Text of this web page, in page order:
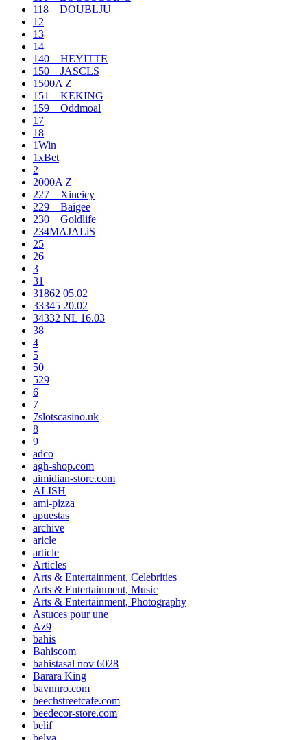
118__DOUBLJU
12
13
14
140__HEYITTE
150__JASCLS
1500A Z
151__KEKING
159__Oddmoal
17
18
1Win
1xBet
2
2000A Z
227__Xineicy
229__Baigee
230__Goldlife
234MAJALiS
25
26
3
31
31862 05.02
33345 20.02
34332 NL 16.03
38
4
5
50
529
6
7
7slotscasino.uk
8
9
adco
agh-shop.com
aimidian-store.com
ALISH
ami-pizza
apuestas
archive
aricle
article
Articles
Arts & Entertainment, Celebrities
Arts & Entertainment, Music
Arts & Entertainment, Photography
Astuces pour une
Az9
bahis
Bahiscom
bahistasal nov 6028
Barara King
bavnnro.com
beechstreetcafe.com
beedecor-store.com
belif